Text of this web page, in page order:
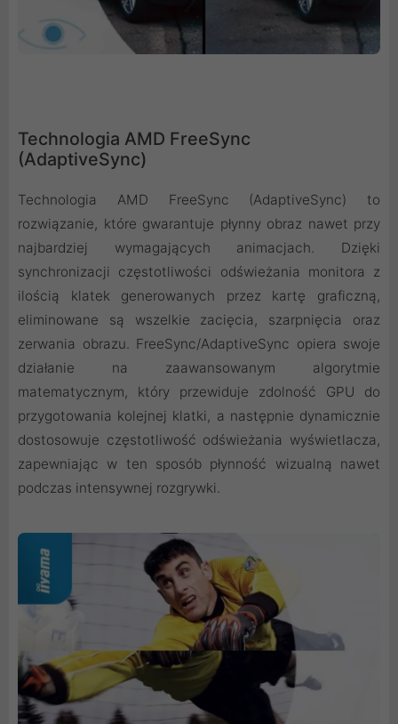
Technologia AMD FreeSync
(AdaptiveSync)
Technologia AMD FreeSync (AdaptiveSync) to
rozwiązanie, które gwarantuje płynny obraz nawet przy
najbardziej wymagających animacjach. Dzięki
synchronizacji częstotliwości odświeżania monitora z
ilością klatek generowanych przez kartę graficzną,
eliminowane są wszelkie zacięcia, szarpnięcia oraz
zerwania obrazu. FreeSync/AdaptiveSync opiera swoje
działanie na zaawansowanym algorytmie
matematycznym, który przewiduje zdolność GPU do
przygotowania kolejnej klatki, a następnie dynamicznie
dostosowuje częstotliwość odświeżania wyświetlacza,
zapewniając w ten sposób płynność wizualną nawet
podczas intensywnej rozgrywki.